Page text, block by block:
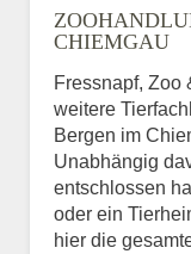
CHIEMGAU
Fressnapf, Zoo
weitere
Bergen im
Unabhängig
entschlossen
oder ein
hier die